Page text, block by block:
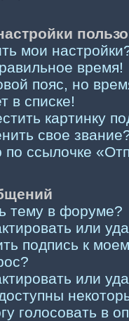
мои
время!
пояс, но
в списке!
картинку
свое
по ссылочке
тему в форуме?
или
подпись к
или
голосовать в